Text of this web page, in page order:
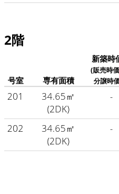
2階
号室 専有面積
新築時
(販売時価
分譲時
201
34.65㎡
(2DK)
-
202
34.65㎡
(2DK)
-